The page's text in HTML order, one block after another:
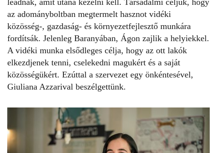
leadnak, amit utána kezelni kell. Társadalmi céljuk, hogy
az adományboltban megtermelt hasznot vidéki
közösség-, gazdaság- és környezetfejlesztő munkára
fordítsák. Jelenleg Baranyában, Ágon zajlik a helyiekkel.
A vidéki munka elsődleges célja, hogy az ott lakók
elkezdjenek tenni, cselekedni magukért és a saját
közösségükért. Ezúttal a szervezet egy önkéntesével,
Giuliana Azzarival beszélgettünk.